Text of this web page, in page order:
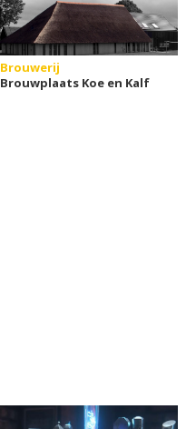
Brouwerij
Brouwplaats Koe en Kalf